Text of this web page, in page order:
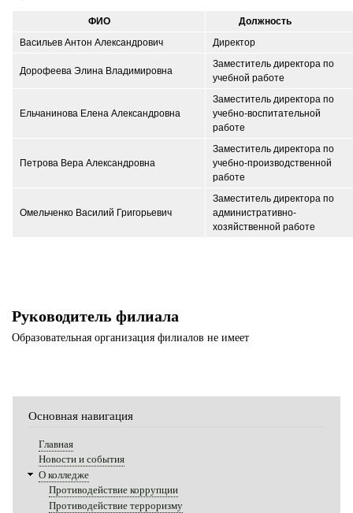
ФИО
Должность
Васильев Антон Александрович
Директор
Дорофеева Элина Владимировна
Заместитель директора по
учебной работе
Ельчанинова Елена Александровна
Заместитель директора по
учебно-воспитательной
работе
Петрова Вера Александровна
Заместитель директора по
учебно-производственной
работе
Омельченко Василий Григорьевич
Заместитель директора по
административно-
хозяйственной работе
Руководитель филиала
Образовательная организация филиалов не имеет
Основная навигация
Главная
Новости и события
О колледже
Противодействие коррупции
Противодействие терроризму